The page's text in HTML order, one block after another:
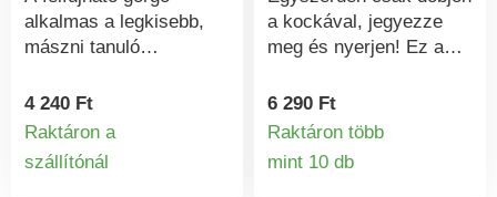
1,5 V-os AA
ceruzaelemmel működik
alkalmas a legkisebb,
mászni tanuló
Támogatást is nyújt a
gyermeknek, hogy
fokozatosan lábra álljon.
Belsejében csengők
4 240 Ft
Raktáron a
szállítónál
Termékinformációk
a kockával, jegyezze
meg és nyerjen! Ez a
tanúsítványú fából
készült memóriajáték
a színfelismerést és a
6 290 Ft
Raktáron több
mint 10 db